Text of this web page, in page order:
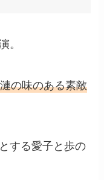
。
の味のある素敵
する愛子と歩の